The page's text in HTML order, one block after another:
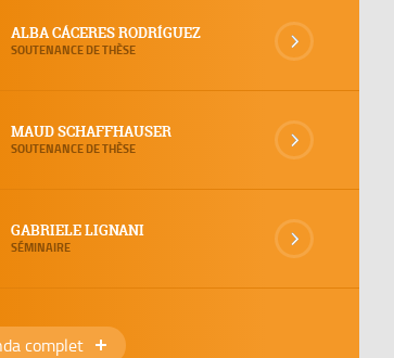
ALBA CÁCERES RODRÍGUEZ
SOUTENANCE DE THÈSE
MAUD SCHAFFHAUSER
SOUTENANCE DE THÈSE
GABRIELE LIGNANI
SÉMINAIRE
complet